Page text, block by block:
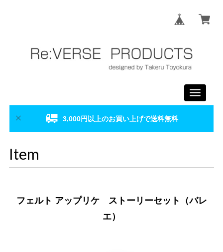
Toggle
3,000円以上のお買い上げで送料無料
Item
フェルト アップリケ ストーリーセット（バレ
エ）